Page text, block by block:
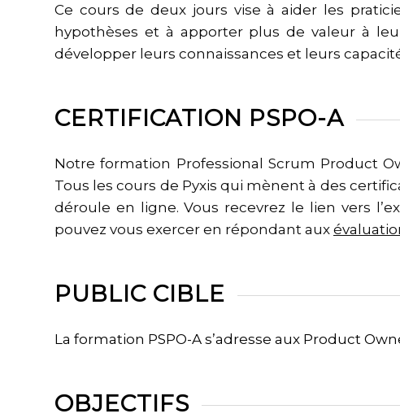
Ce cours de deux jours vise à aider les
hypothèses et à apporter plus de valeur à
développer leurs connaissances et leurs
CERTIFICATION PSPO-A
Notre formation Professional Scrum Product
Tous les cours de Pyxis qui mènent à des
déroule en ligne. Vous recevrez le lien vers
pouvez vous exercer en répondant aux
PUBLIC CIBLE
La formation PSPO-A s’adresse aux Product
OBJECTIFS